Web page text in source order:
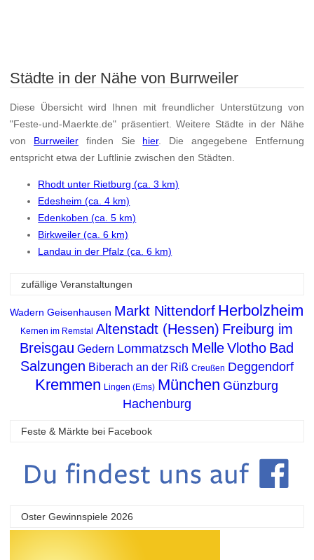
Städte in der Nähe von Burrweiler
Diese Übersicht wird Ihnen mit freundlicher Unterstützung von
"Feste-und-Maerkte.de" präsentiert. Weitere Städte in der Nähe
von Burrweiler finden Sie hier. Die angegebene Entfernung
entspricht etwa der Luftlinie zwischen den Städten.
Rhodt unter Rietburg (ca. 3 km)
Edesheim (ca. 4 km)
Edenkoben (ca. 5 km)
Birkweiler (ca. 6 km)
Landau in der Pfalz (ca. 6 km)
zufällige Veranstaltungen
Wadern Geisenhausen Markt Nittendorf Herbolzheim
Kernen im Remstal Altenstadt (Hessen) Freiburg im
Breisgau Gedern Lommatzsch Melle Vlotho Bad
Salzungen Biberach an der Riß Creußen Deggendorf
Kremmen Lingen (Ems) München Günzburg
Hachenburg
Feste & Märkte bei Facebook
Oster Gewinnspiele 2026